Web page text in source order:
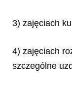
3) zajęciach
4) zajęciach
szczególne